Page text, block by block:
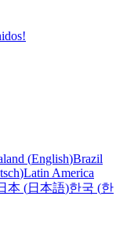
(English)Brazil
)Latin America
本 (日本語)한국 (한